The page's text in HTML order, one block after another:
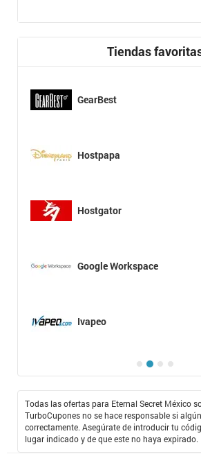
Tiendas
GearBest
Hostpapa
Hostgator
Google Workspace
Ivapeo
Todas las ofertas para Eternal Secret México
TurboCupones no se hace responsable si
correctamente. Asegúrate de introducir tu
lugar indicado y de que este no haya expirado.